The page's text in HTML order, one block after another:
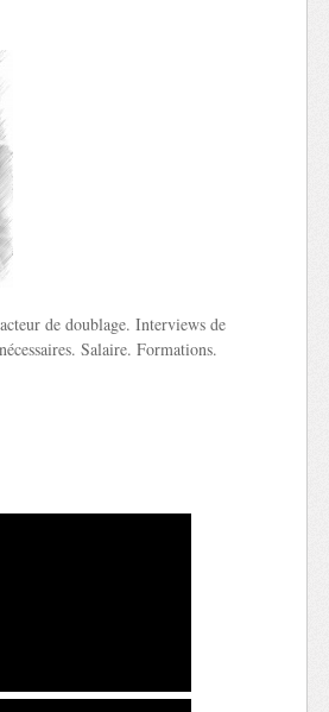
de doublage. Interviews de
Salaire. Formations.